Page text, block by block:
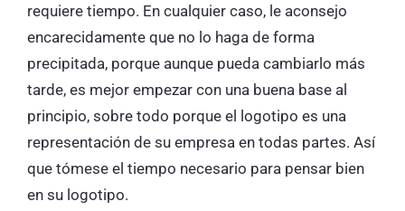
requiere tiempo. En cualquier caso, le aconsejo
encarecidamente que no lo haga de forma
precipitada, porque aunque pueda cambiarlo más
tarde, es mejor empezar con una buena base al
principio, sobre todo porque el logotipo es una
representación de su empresa en todas partes. Así
que tómese el tiempo necesario para pensar bien
en su logotipo.